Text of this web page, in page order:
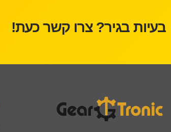
בעיות בגיר? צרו קשר כעת!